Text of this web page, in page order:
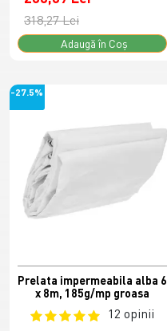
318,27 Lei
Adaugă în Coş
-27.5%
Prelata impermeabila alba 6
x 8m, 185g/mp groasa
12 opinii